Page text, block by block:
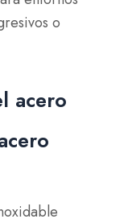
o
acero